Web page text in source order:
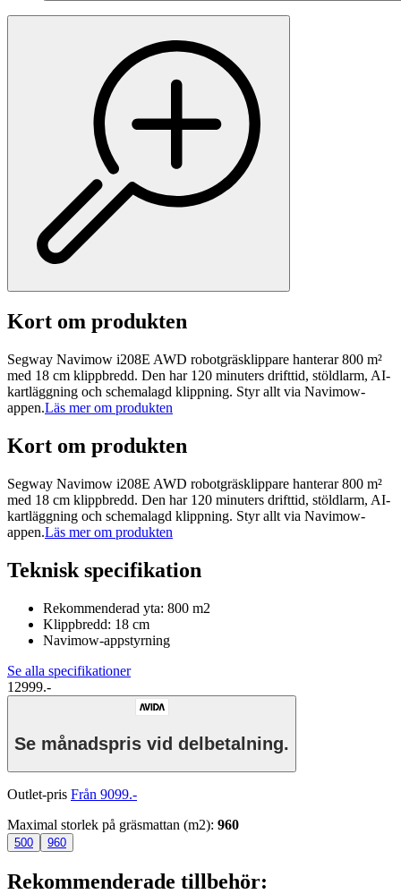
Kort om produkten
Segway Navimow i208E AWD robotgräsklippare hanterar 800 m²
med 18 cm klippbredd. Den har 120 minuters drifttid, stöldlarm, AI-
kartläggning och schemalagd klippning. Styr allt via Navimow-
appen.Läs mer om produkten
Kort om produkten
Segway Navimow i208E AWD robotgräsklippare hanterar 800 m²
med 18 cm klippbredd. Den har 120 minuters drifttid, stöldlarm, AI-
kartläggning och schemalagd klippning. Styr allt via Navimow-
appen.Läs mer om produkten
Teknisk specifikation
Rekommenderad yta: 800 m2
Klippbredd: 18 cm
Navimow-appstyrning
Se alla specifikationer
12999.-
Se månadspris vid delbetalning.
Outlet-pris Från 9099.-
Maximal storlek på gräsmattan (m2): 960
500 960
Rekommenderade tillbehör: